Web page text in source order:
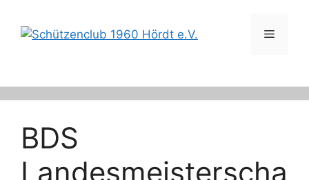
Inhalt
springen
Menü
BDS
Landesmeisterscha